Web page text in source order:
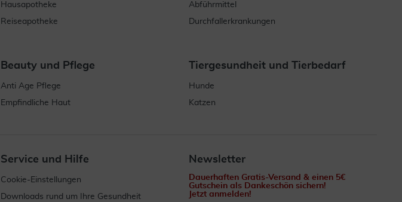
Hausapotheke
Reiseapotheke
Abführmittel
Durchfallerkrankungen
Beauty und Pflege
Anti Age Pflege
Empfindliche Haut
Tiergesundheit und Tierbedarf
Hunde
Katzen
Service und Hilfe
Cookie-Einstellungen
Downloads rund um Ihre Gesundheit
Newsletter
Dauerhaften Gratis-Versand & einen 5€
Gutschein als Dankeschön sichern!
Jetzt anmelden!